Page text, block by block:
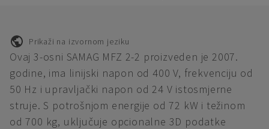
Prikaži na izvornom jeziku
Ovaj 3-osni SAMAG MFZ 2-2 proizveden je 2007.
godine, ima linijski napon od 400 V, frekvenciju od
50 Hz i upravljački napon od 24 V istosmjerne
struje. S potrošnjom energije od 72 kW i težinom
od 700 kg, uključuje opcionalne 3D podatke